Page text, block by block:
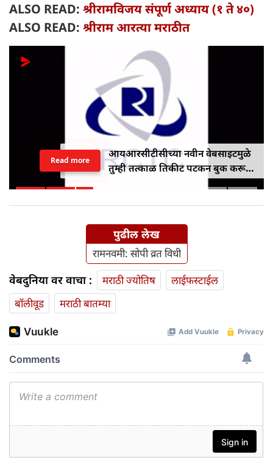
ALSO READ: श्रीरामविजय संपूर्ण अध्याय (१ ते ४०)
ALSO READ: श्रीराम आरत्या मराठीत
आयआरसीटीसीच्या नवीन वेबसाइटमुळे
तुम्ही तत्काळ तिकीट पटकन बुक करू
Read more
पुढील लेख
रामनवमी: सोपी व्रत विधी
वेबदुनिया वर वाचा : मराठी ज्योतिष
लाईफस्टाईल
बॉलीवूड
मराठी बातम्या